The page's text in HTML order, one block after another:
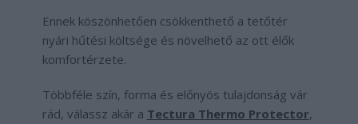
Ennek köszönhetően csökkenthető a tetőtér
nyári hűtési költsége és növelhető az ott élők
komfortérzete.
Többféle szín, forma és előnyös tulajdonság vár
rád, válassz akár a Tectura Thermo Protector,